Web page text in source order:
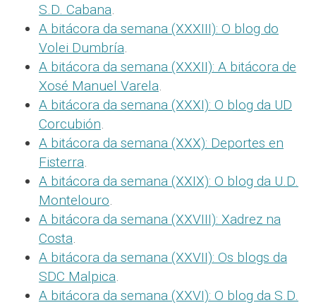
S.D. Cabana.
A bitácora da semana (XXXIII): O blog do
Volei Dumbría.
A bitácora da semana (XXXII): A bitácora de
Xosé Manuel Varela.
A bitácora da semana (XXXI): O blog da UD
Corcubión.
A bitácora da semana (XXX): Deportes en
Fisterra.
A bitácora da semana (XXIX): O blog da U.D.
Montelouro.
A bitácora da semana (XXVIII): Xadrez na
Costa.
A bitácora da semana (XXVII): Os blogs da
SDC Malpica.
A bitácora da semana (XXVI): O blog da S.D.